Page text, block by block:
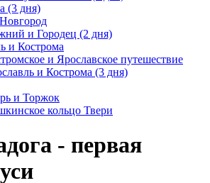
(3 дня)
и Городец (2 дня)
и Кострома
и Ярославское путешествие
и Кострома (3 дня)
и Торжок
кольцо Твери
- первая